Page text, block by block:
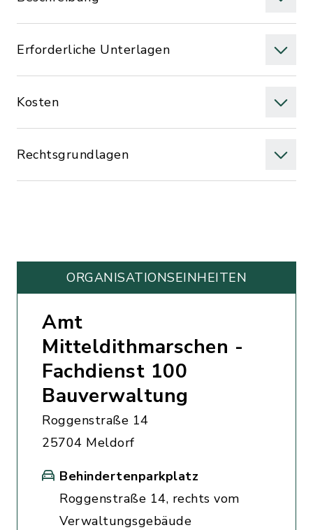
Erforderliche Unterlagen
Kosten
Rechtsgrundlagen
ORGANISATIONS­EINHEITEN
Amt
Mitteldithmarschen -
Fachdienst 100
Bauverwaltung
Roggenstraße 14
25704 Meldorf
Behindertenparkplatz
Roggenstraße 14, rechts vom
Verwaltungsgebäude